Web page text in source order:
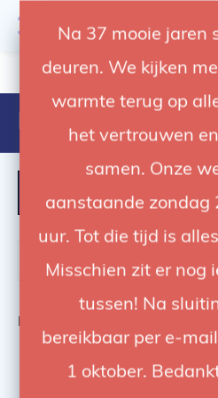
Na 37 mooie jaren
deuren. We kijken
warmte terug op
het vertrouwen
samen. Onze
aanstaande zondag
uur. Tot die tijd is
Misschien zit er nog
tussen! Na
bereikbaar per e-
1 oktober.
4.92 / 5 op trusted shops
Products tagged